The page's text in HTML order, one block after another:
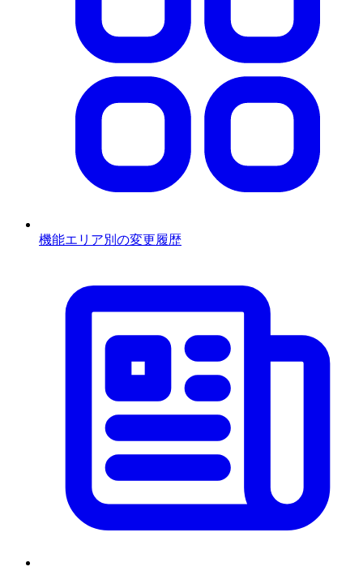
機能エリア別の変更履歴